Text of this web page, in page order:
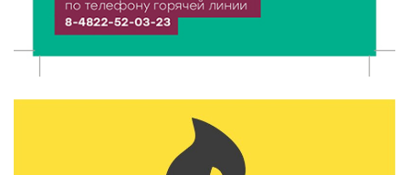
Туристический азарт и командный дух: в
Виталий Королев: 58 пространств благоустроят в